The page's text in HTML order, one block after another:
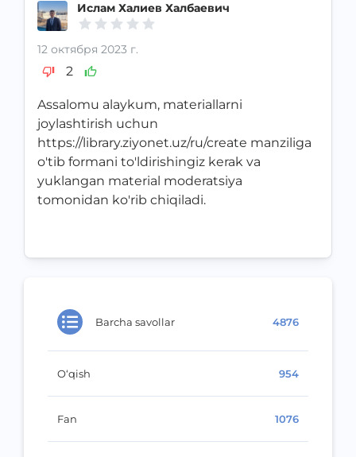
Ислам Халиев Халбаевич
12 октября 2023 г.
2
Assalomu alaykum, materiallarni
joylashtirish uchun
https://library.ziyonet.uz/ru/create manziliga
o'tib formani to'ldirishingiz kerak va
yuklangan material moderatsiya
tomonidan ko'rib chiqiladi.
Barcha savollar 4876
O‘qish 954
Fan 1076